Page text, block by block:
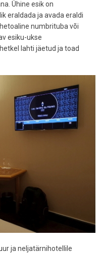
Ühine esik on
eraldada ja avada eraldi
numbrituba või
esiku-ukse
lahti jäetud ja toad
ja neljatärnihotellile